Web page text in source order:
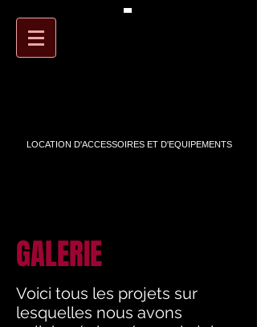
LOCATION D'ACCESSOIRES ET D'EQUIPEMENTS
GALERIE
Voici tous les projets sur
lesquelles nous avons